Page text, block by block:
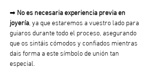
➡︎ No es necesaria experiencia previa en
joyería, ya que estaremos a vuestro lado para
guiaros durante todo el proceso, asegurando
que os sintáis cómodos y confiados mientras
dais forma a este símbolo de unión tan
especial.